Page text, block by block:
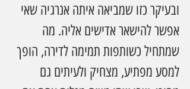
ובעיקר כזו שמביאה איתה אנרגיה שאי
אפשר להישאר אדישים אליה. מה
שמתחיל כשותפות תמימה לדירה, הופך
למסע מפתיע, מצחיק ולעיתים גם